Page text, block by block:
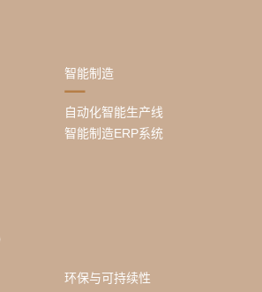
智能制造
自动化智能生产线
智能制造ERP系统
环保与可持续性